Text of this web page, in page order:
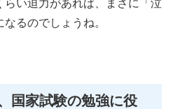
い迫力があれば、まさに「泣
るのでしょうね。
国家試験の勉強に役